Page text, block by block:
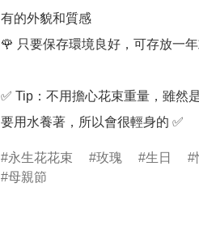
有的外貌和質感
🌹 只要保存環境良好，可存放一
✅ Tip：不用擔心花束重量，雖然
要用水養著，所以會很輕身的 ✅
永生花花束 玫瑰 生日
母親節